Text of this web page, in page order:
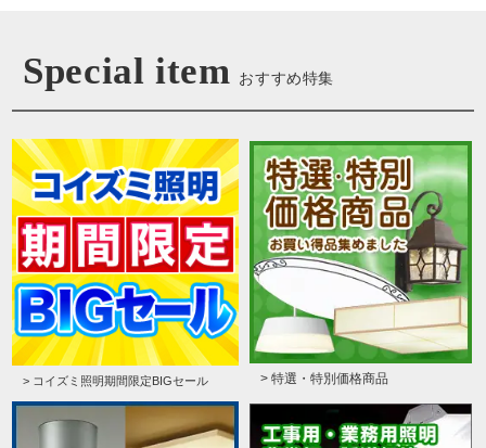
Special item おすすめ特集
> コイズミ照明期間限定BIGセール > 特選・特別価格商品